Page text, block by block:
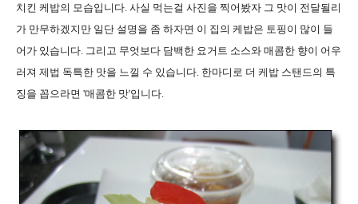
치킨 케밥의 모습입니다. 사실 먹는걸 사진을 찍어봤자 그 맛이 전달될리
가 만무하겠지만 일단 설명을 좀 하자면 이 집의 케밥은 토핑이 많이 들
어가 있습니다. 그리고 무엇보다 담백한 요거트 소스와 매콤한 향이 어우
러져 제법 독특한 맛을 느낄 수 있습니다. 한마디로 더 케밥 스탠드의 특
징을 꼽으라면 '매콤한 맛'입니다.